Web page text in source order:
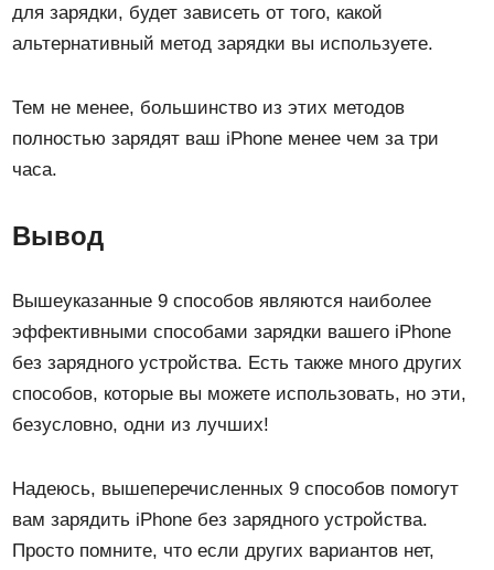
для зарядки, будет зависеть от того, какой
альтернативный метод зарядки вы используете.
Тем не менее, большинство из этих методов
полностью зарядят ваш iPhone менее чем за три
часа.
Вывод
Вышеуказанные 9 способов являются наиболее
эффективными способами зарядки вашего iPhone
без зарядного устройства. Есть также много других
способов, которые вы можете использовать, но эти,
безусловно, одни из лучших!
Надеюсь, вышеперечисленных 9 способов помогут
вам зарядить iPhone без зарядного устройства.
Просто помните, что если других вариантов нет,